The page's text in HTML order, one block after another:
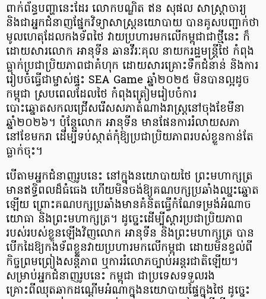
ពាក់ព័ន្ធបញ្ហានេះដែរ លោកបណ្ឌិត ឥន សុផល សាស្រ្តាចារ្យ
និងជាអ្នកជំនាញផ្នែកវិទ្យាសាស្រ្តនយោបាយ បានគូសបញ្ជាក់ថា
មូលហេតុដែលកងទ័ពថៃ វាយប្រហារមកលើកម្ពុជាជាថ្មីនេះ ក៏
ដោយសារលោក អានុទីន ឆានវីរៈគុល នាយករដ្ឋមន្ត្រីថៃ កំពុង
ធ្លាក់ប្រជាប្រិយភាពជាគំហុក ដោយសារគ្រោះទឹកជំនាន់ និងការ
រៀបចំធ្វើជាម្ចាស់ផ្ទះ SEA Game ឆ្នាំ២០២៥ មិនបានល្អដូច
កម្ពុជា ស្របពេលដែលថៃ កំពុងត្រៀមរៀបចំការ
បោះឆ្នោតសកលជ្រើសរើសសភាតំណាងរាស្ត្រនៅចុងខែមីនា
ឆ្នាំ២០២៦។ ប៉ុន្តែលោក អានុទីន មានផែនការរំលាយសភា
នៅខែមករា ដើម្បីទប់ស្កាត់កុំឱ្យប្រជាប្រិយភាពរបស់ខ្លួនកាន់តែ
ធ្លាក់ចុះ។
បើតាមអ្នកជំនាញរូបនេះ នៅក្នុងនយោបាយថៃ ព្រះមហាក្សត្រ
មានឥទ្ធិពលដ៏ធំធេង ហើយមិនចង់ឱ្យគណបក្សប្រឆាំងឈ្នះឆ្នោត
ឡើយ ព្រោះគណបក្សប្រឆាំងមានគំនិតធ្វើកំណែទម្រង់អំណាច
យោធា និងព្រះមហាក្សត្រ។ ដូច្នេះដើម្បីស្តារប្រជាប្រិយភាព
របស់របស់ខ្លួនឡើងវិញលោក អានុទីន និងព្រះមហាក្សត្រ បាន
បើកដៃឱ្យកងទ័ពខ្លួនវាយប្រហារមកលើកម្ពុជា ដោយមិនខ្វល់ពី
កិច្ចព្រមព្រៀងសន្តិភាព ឬការរំលោភច្បាប់អន្តរជាតិឡើយ។
សម្រាប់អ្នកជំនាញរូបនេះ កម្ពុជា ជាប្រទេសទទួលរង
គ្រោះពីឈុតឆាកដណ្តើមអំណាក្នុងនយោបាយផ្ទៃក្នុងថៃ ដូច្នេះ